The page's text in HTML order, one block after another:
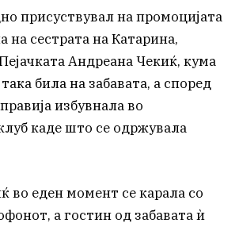
присуствувал на промоцијата
на сестрата на Катарина,
Андреана Чекиќ, кума
била на забавата, а според
избувнала во
каде што се одржувала
во еден момент се карала со
а гостин од забавата ѝ